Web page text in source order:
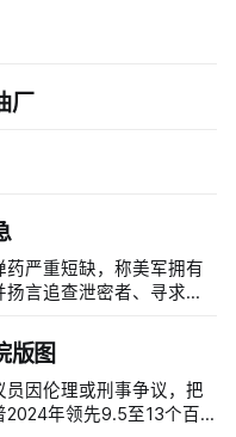
厂
严重短缺，称美军拥有
扬言追查泄密者、寻求长
（ATACMS）与精确打
御系统（THAAD）拦
版图
因伦理或刑事争议，把
2024年领先9.5至13个百